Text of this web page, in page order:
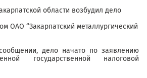
области возбудил дело
ОАО “Закарпатский металлургический
дело начато по заявлению
государственной налоговой